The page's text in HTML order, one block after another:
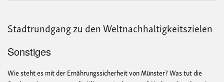
Stadtrundgang zu den Weltnachhaltigkeitszielen
Sonstiges
Wie steht es mit der Ernährungssicherheit von Münster? Was tut die